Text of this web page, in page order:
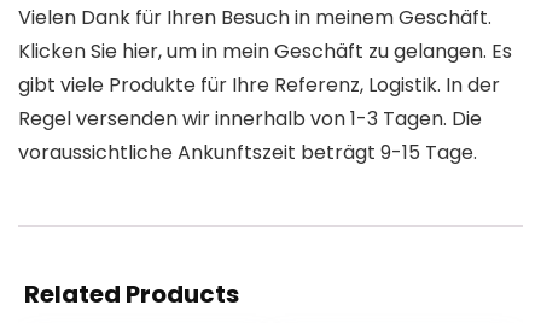
Vielen Dank für Ihren Besuch in meinem Geschäft.
Klicken Sie hier, um in mein Geschäft zu gelangen. Es
gibt viele Produkte für Ihre Referenz, Logistik. In der
Regel versenden wir innerhalb von 1-3 Tagen. Die
voraussichtliche Ankunftszeit beträgt 9-15 Tage.
Related Products